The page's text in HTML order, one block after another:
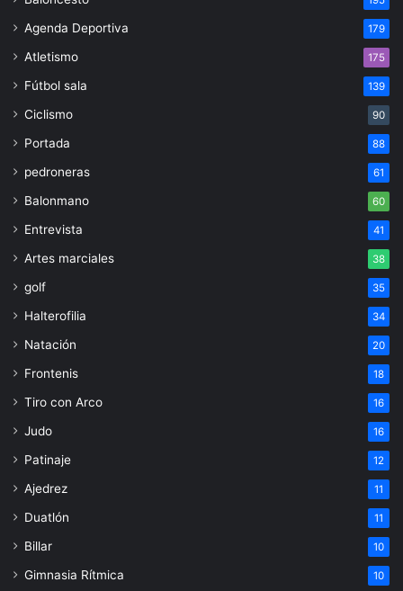
Agenda Deportiva 179
Atletismo 175
Fútbol sala 139
Ciclismo 90
Portada 88
pedroneras 61
Balonmano 60
Entrevista 41
Artes marciales 38
golf 35
Halterofilia 34
Natación 20
Frontenis 18
Tiro con Arco 16
Judo 16
Patinaje 12
Ajedrez 11
Duatlón 11
Billar 10
Gimnasia Rítmica 10